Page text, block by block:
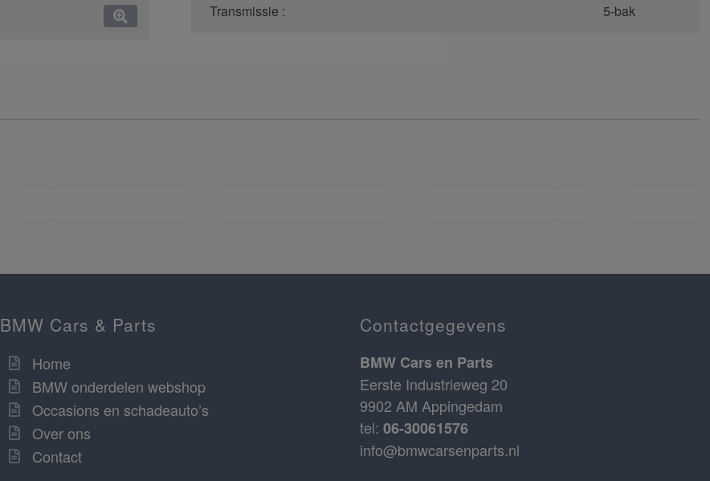
Transmissie : 5-bak
BMW Cars & Parts
Home
BMW onderdelen webshop
Occasions en schadeauto’s
Over ons
Contact
Contactgegevens
BMW Cars en Parts
Eerste Industrieweg 20
9902 AM Appingedam
tel: 06-30061576
info@bmwcarsenparts.nl